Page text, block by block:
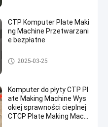
CTP Komputer Plate Maki
ng Machine Przetwarzani
e bezpłatne
Komputer do maszyny do płyt
2025-03-25
Komputer do płyty CTP Pl
ate Making Machine Wys
okiej sprawności cieplnej
CTCP Plate Making Machi